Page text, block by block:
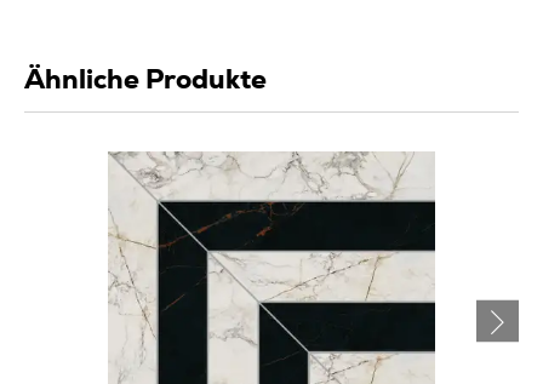
Ähnliche Produkte